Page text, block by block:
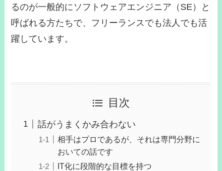
るのが一般的にソフトウェアエンジニア（SE）と
呼ばれる方たちで、フリーランスでも法人でも活
躍しています。
目次
話がうまくかみ合わない
相手はプロであるが、それは専門分野に
おいての話です
IT化に段階的な目標を持つ